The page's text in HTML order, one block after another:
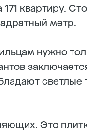
квартиру.
метр.
нужно
Это